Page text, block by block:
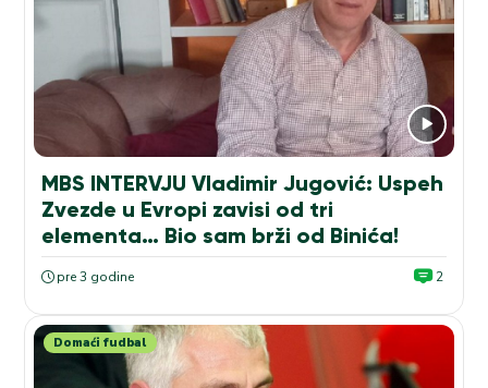
MBS INTERVJU Vladimir Jugović: Uspeh
Zvezde u Evropi zavisi od tri
elementa… Bio sam brži od Binića!
pre 3 godine 2
Domaći fudbal